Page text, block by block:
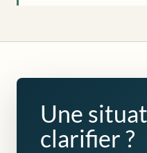
Une
clarifier ?